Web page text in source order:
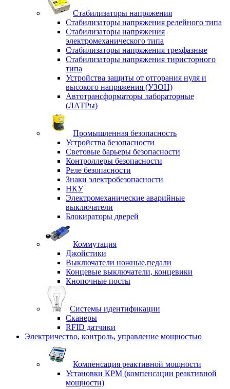
Стабилизаторы напряжения
Стабилизаторы напряжения релейного типа
Стабилизаторы напряжения
электромеханического типа
Стабилизаторы напряжения трехфазные
Стабилизаторы напряжения тиристорного
типа
Устройства защиты от отгорания нуля и
высокого напряжения (УЗОН)
Автотрансформаторы лабораторные
(ЛАТРы)
Промышленная безопасность
Устройства безопасности
Световые барьеры безопасности
Контроллеры безопасности
Реле безопасности
Знаки электробезопасности
НКУ
Электромеханические аварийные
выключатели
Блокираторы дверей
Коммутация
Джойстики
Выключатели ножные,педали
Концевые выключатели, концевики
Кнопочные посты
Системы идентификации
Сканеры
RFID датчики
Электричество, контроль, управление мощностью
Компенсация реактивной мощности
Установки КРМ (компенсации реактивной
мощности)